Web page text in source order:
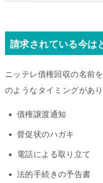
請求されている今は
ニッテレ債権回収の名前
のようなタイミングがあ
債権譲渡通知
督促状のハガキ
電話による取り立て
法的手続きの予告書